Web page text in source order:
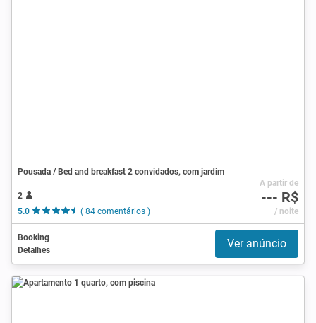
Pousada / Bed and breakfast 2 convidados, com jardim
2
5.0
( 84 comentários )
A partir de
--- R$
/ noite
Booking
Detalhes
Ver anúncio